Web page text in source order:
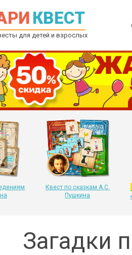
КВЕСТ
для детей и взрослых
Квест по сказкам А.С.
Пушкина
Загадки